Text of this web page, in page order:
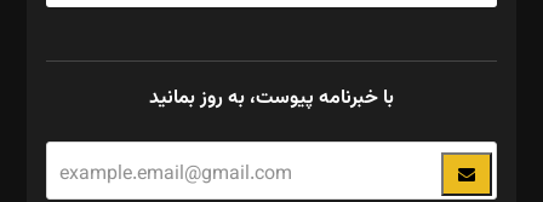
با خبرنامه پیوست، به روز بمانید